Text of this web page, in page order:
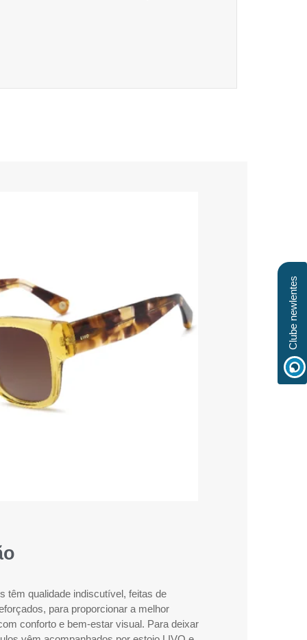
têm qualidade indiscutível, feitas de
para proporcionar a melhor
conforto e bem-estar visual. Para deixar
Clube newlentes